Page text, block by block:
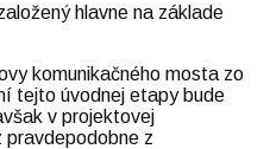
hlavne na základe
komunikačného mosta zo
tejto úvodnej etapy bude
v projektovej
pravdepodobne z